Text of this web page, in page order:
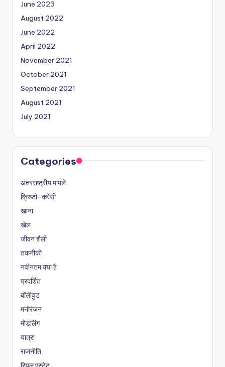
June 2023
August 2022
June 2022
April 2022
November 2021
October 2021
September 2021
August 2021
July 2021
Categories
अंतरराष्ट्रीय मामले
क्रिप्टो-करेंसी
खाना
खेल
जीवन शैली
तकनीकी
नवीनतम क्या है
प्रदर्शित
बॉलीवुड
मनोरंजन
मोडलिंग
यात्रा
राजनीति